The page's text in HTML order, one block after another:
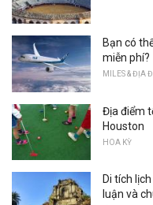
Bạn có
miễn phí?
MILES & ĐỊA
Địa điểm
Houston
HOA KỲ
Di tích
luận và